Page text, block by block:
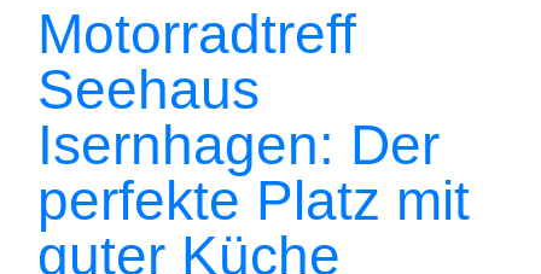
Motorradtreff
Seehaus
Isernhagen: Der
perfekte Platz mit
guter Küche